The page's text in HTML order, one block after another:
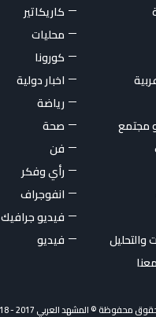
كاريكاتير
محليات
كورونا
اخبار دولية
رياضة
مجتمع
صحة
فن
رأي وفكر
انفوجراف
فيديو جرافيك
والتحليل
فيديو
محفوظة © المشهد العربي 2017 - 2018